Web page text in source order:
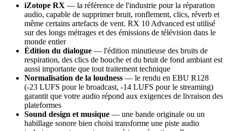
iZotope RX — la référence de l'industrie pour la réparation
audio, capable de supprimer bruit, ronflement, clics, réverb et
même certains artefacts de vent. RX 10 Advanced est utilisé
sur des longs métrages et des émissions de télévision dans le
monde entier
Édition du dialogue — l'édition minutieuse des bruits de
respiration, des clics de bouche et du bruit de fond ambiant est
aussi importante que tout traitement technique
Normalisation de la loudness — le rendu en EBU R128
(-23 LUFS pour le broadcast, -14 LUFS pour le streaming)
garantit que votre audio répond aux exigences de livraison des
plateformes
Sound design et musique — une bande originale ou un
habillage sonore bien choisi transforme une piste audio